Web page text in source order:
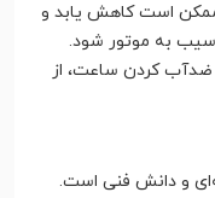
ممکن است کاهش یابد و
به موتور شود.
کردن ساعت، از
و دانش فنی است.